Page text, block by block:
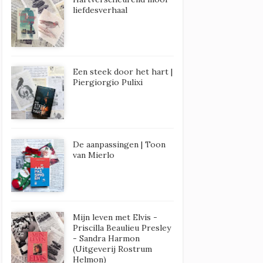
liefdesverhaal
Een steek door het hart |
Piergiorgio Pulixi
De aanpassingen | Toon
van Mierlo
Mijn leven met Elvis -
Priscilla Beaulieu Presley
- Sandra Harmon
(Uitgeverij Rostrum
Helmon)